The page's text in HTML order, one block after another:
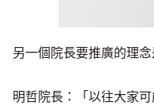
另一個院長要推廣的理念
明哲院長：「以往大家